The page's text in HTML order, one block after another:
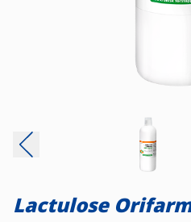
Lactulose